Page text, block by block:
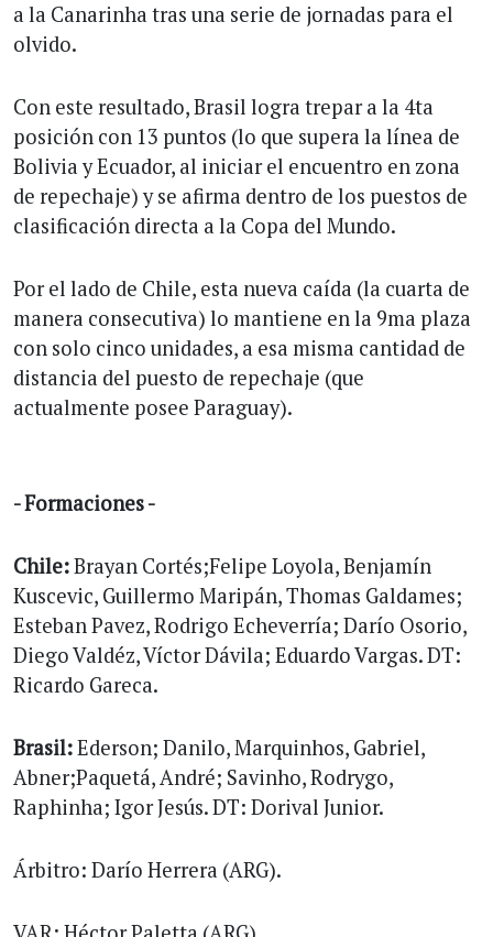
a la Canarinha tras una serie de jornadas para el
olvido.
Con este resultado, Brasil logra trepar a la 4ta
posición con 13 puntos (lo que supera la línea de
Bolivia y Ecuador, al iniciar el encuentro en zona
de repechaje) y se afirma dentro de los puestos de
clasificación directa a la Copa del Mundo.
Por el lado de Chile, esta nueva caída (la cuarta de
manera consecutiva) lo mantiene en la 9ma plaza
con solo cinco unidades, a esa misma cantidad de
distancia del puesto de repechaje (que
actualmente posee Paraguay).
- Formaciones -
Chile:Brayan Cortés;Felipe Loyola, Benjamín
Kuscevic, Guillermo Maripán, Thomas Galdames;
Esteban Pavez, Rodrigo Echeverría; Darío Osorio,
Diego Valdéz, Víctor Dávila; Eduardo Vargas. DT:
Ricardo Gareca.
Brasil:Ederson; Danilo, Marquinhos, Gabriel,
Abner;Paquetá, André; Savinho, Rodrygo,
Raphinha; Igor Jesús. DT: Dorival Junior.
Árbitro: Darío Herrera (ARG).